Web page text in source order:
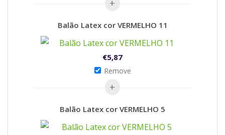
€5,87
Balão Latex cor VERMELHO 11
Remove
Balão Latex cor VERMELHO 5